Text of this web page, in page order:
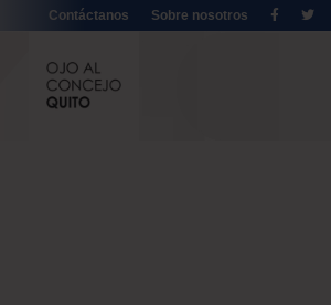
Contáctanos Sobre nosotros